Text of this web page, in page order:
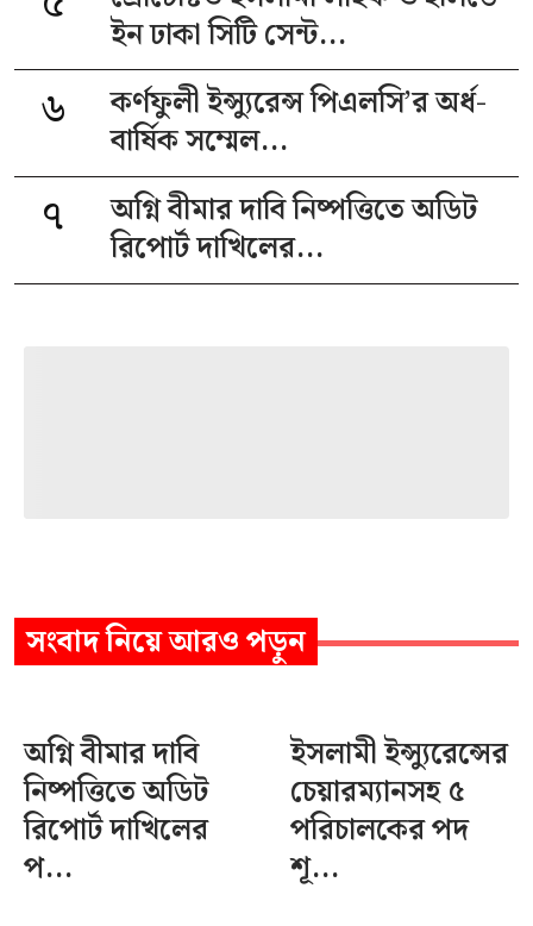
ইন ঢাকা সিটি সেন্ট...
৬
কর্ণফুলী ইন্স্যুরেন্স পিএলসি’র অর্ধ-
বার্ষিক সম্মেল...
৭
অগ্নি বীমার দাবি নিষ্পত্তিতে অডিট
রিপোর্ট দাখিলের...
সংবাদনিয়ে আরও পড়ুন
অগ্নি বীমার দাবি
নিষ্পত্তিতে অডিট
রিপোর্ট দাখিলের
প...
ইসলামী ইন্স্যুরেন্সের
চেয়ারম্যানসহ ৫
পরিচালকের পদ
শূ...